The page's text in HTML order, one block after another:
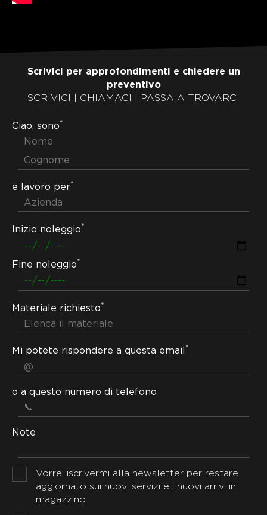
Scrivici per approfondimenti e chiedere un
preventivo
SCRIVICI | CHIAMACI | PASSA A TROVARCI
Ciao, sono*
e lavoro per*
Inizio noleggio*
Fine noleggio*
Materiale richiesto*
Mi potete rispondere a questa email *
o a questo numero di telefono
Note
Vorrei iscrivermi alla newsletter per restare
aggiornato sui nuovi servizi e i nuovi arrivi in
magazzino